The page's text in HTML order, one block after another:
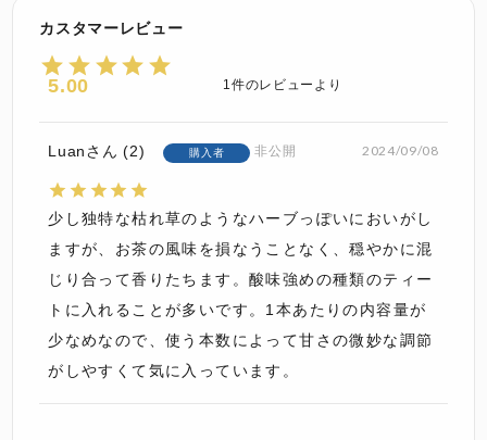
5.00 1
Luan 2 購入者 非公開 2024/09/08
少し独特な枯れ草のようなハーブっぽいにおいがし
ますが、お茶の風味を損なうことなく、穏やかに混
じり合って香りたちます。酸味強めの種類のティー
トに入れることが多いです。1本あたりの内容量が
少なめなので、使う本数によって甘さの微妙な調節
がしやすくて気に入っています。